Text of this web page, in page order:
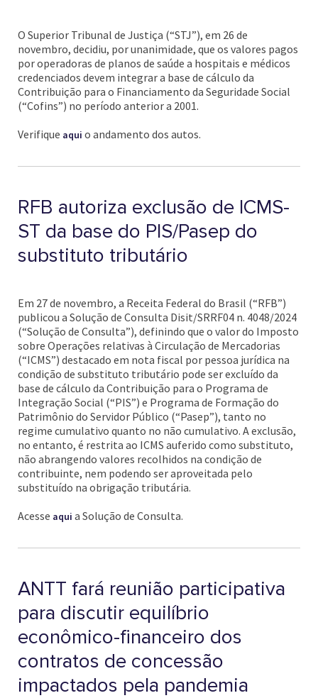
O Superior Tribunal de Justiça (“STJ”), em 26 de
novembro, decidiu, por unanimidade, que os valores pagos
por operadoras de planos de saúde a hospitais e médicos
credenciados devem integrar a base de cálculo da
Contribuição para o Financiamento da Seguridade Social
(“Cofins”) no período anterior a 2001.
Verifique aqui o andamento dos autos.
RFB autoriza exclusão de ICMS-
ST da base do PIS/Pasep do
substituto tributário
Em 27 de novembro, a Receita Federal do Brasil (“RFB”)
publicou a Solução de Consulta Disit/SRRF04 n. 4048/2024
(“Solução de Consulta”), definindo que o valor do Imposto
sobre Operações relativas à Circulação de Mercadorias
(“ICMS”) destacado em nota fiscal por pessoa jurídica na
condição de substituto tributário pode ser excluído da
base de cálculo da Contribuição para o Programa de
Integração Social (“PIS”) e Programa de Formação do
Patrimônio do Servidor Público (“Pasep”), tanto no
regime cumulativo quanto no não cumulativo. A exclusão,
no entanto, é restrita ao ICMS auferido como substituto,
não abrangendo valores recolhidos na condição de
contribuinte, nem podendo ser aproveitada pelo
substituído na obrigação tributária.
Acesse aqui a Solução de Consulta.
ANTT fará reunião participativa
para discutir equilíbrio
econômico-financeiro dos
contratos de concessão
impactados pela pandemia